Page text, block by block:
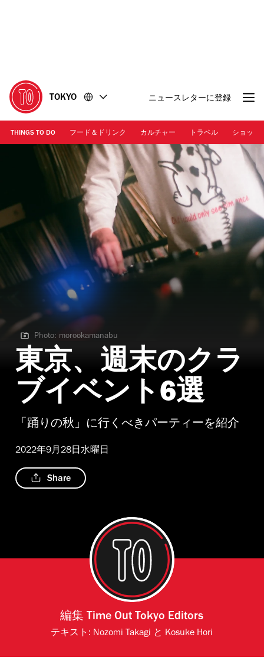
に
移
動
移
動
TOKYO ニュースレターに登録
THINGS TO DO フード＆ドリンク カルチャー トラベル ショッピ
Photo: morookamanabu
Photo: morookamanabu
東京、週末のクラ
ブイベント6選
「踊りの秋」に行くべきパーティーを紹介
2022年9月28日水曜日
Share
編集 Time Out Tokyo Editors
テキスト: Nozomi Takagi と Kosuke Hori